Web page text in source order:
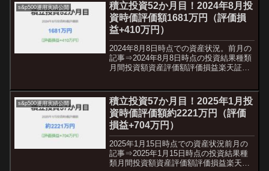
s&p500運用実績公開
積立投資52か月目！2024年8月投
資時価評価額1681万円（評価損
益+410万円）
2024年8月8日時点での資産状況。前月の
記事⇒2024年8月8日時点の投資結果種類
月間投資額資産評価額評価損益楽天証券
s&p500運用実績公開
積立投資57か月目！2025年1月投
資時価評価額約2221万円（評価
損益+704万円）
2025年1月15日時点での資産状況前月の
記事⇒2025年1月15日時点の投資結果種
類月間投資額資産評価額評価損益楽天証